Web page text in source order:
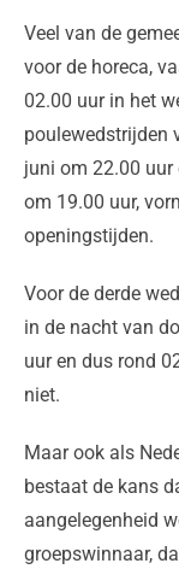
Veel van de
voor de horeca,
02.00 uur in het
poulewedstrijden
juni om 22.00 uur
om 19.00 uur,
openingstijden.
Voor de derde
in de nacht van
uur en dus rond
niet.
Maar ook als
bestaat de kans
aangelegenheid
groepswinnaar,